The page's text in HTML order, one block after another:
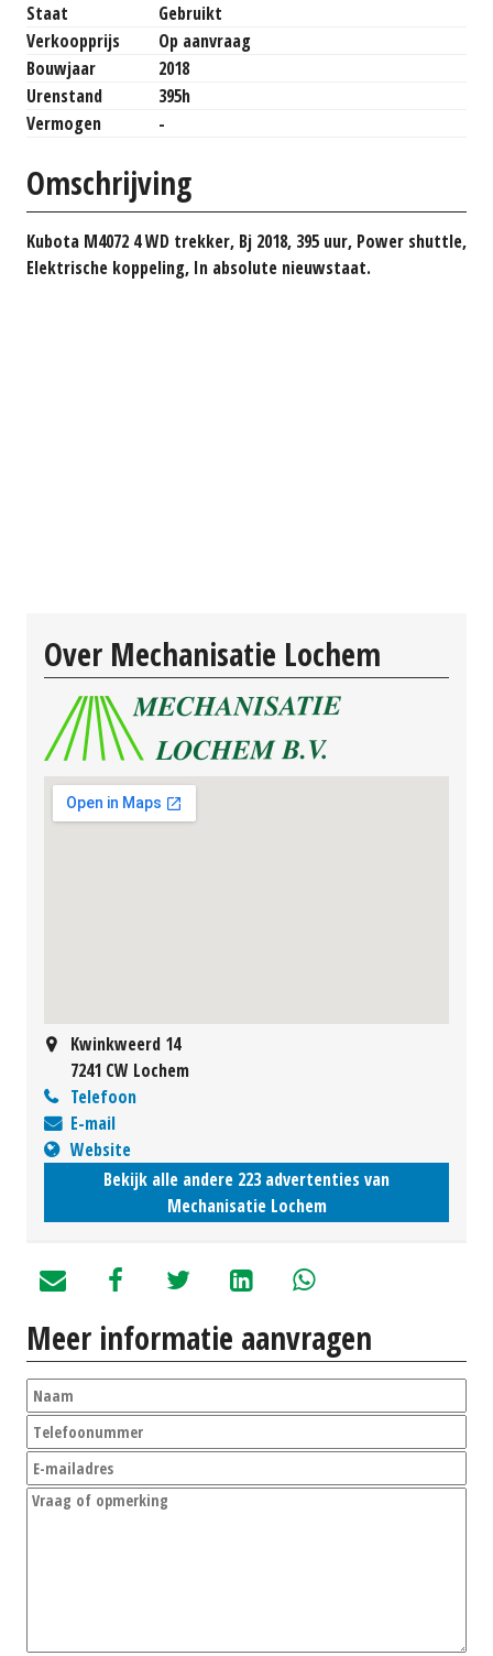
Staat
Gebruikt
Verkoopprijs
Op aanvraag
Bouwjaar
2018
Urenstand
395h
Vermogen
-
Omschrijving
Kubota M4072 4 WD trekker, Bj 2018, 395 uur, Power shuttle,
Elektrische koppeling, In absolute nieuwstaat.
Over Mechanisatie Lochem
Kwinkweerd 14
7241 CW Lochem
Telefoon
E-mail
Website
Bekijk alle andere 223 advertenties van
Mechanisatie Lochem
Meer informatie aanvragen